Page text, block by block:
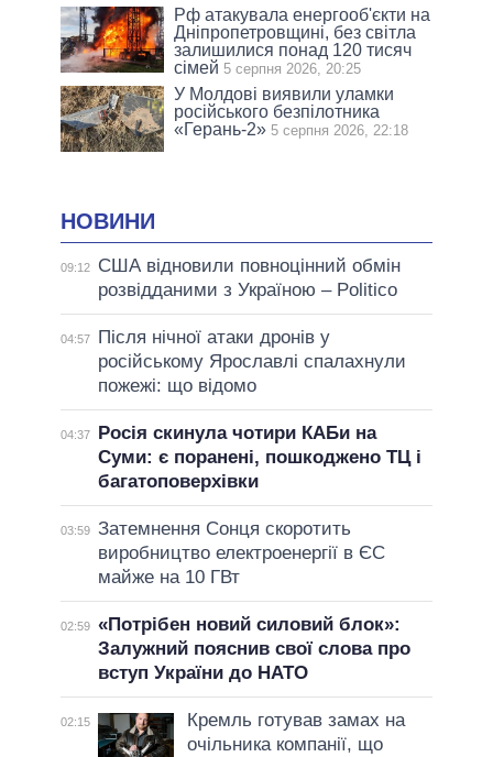
Рф атакувала енергооб'єкти на
Дніпропетровщині, без світла
залишилися понад 120 тисяч
сімей 5 серпня 2026, 20:25
У Молдові виявили уламки
російського безпілотника
«Герань-2» 5 серпня 2026, 22:18
НОВИНИ
09:12
США відновили повноцінний обмін
розвідданими з Україною – Politico
04:57
Після нічної атаки дронів у
російському Ярославлі спалахнули
пожежі: що відомо
04:37
Росія скинула чотири КАБи на
Суми: є поранені, пошкоджено ТЦ і
багатоповерхівки
03:59 Затемнення Сонця скоротить
виробництво електроенергії в ЄС
майже на 10 ГВт
02:59 «Потрібен новий силовий блок»:
Залужний пояснив свої слова про
вступ України до НАТО
02:15
Кремль готував замах на
очільника компанії, що